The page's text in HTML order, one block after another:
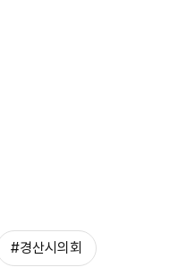
#경산시의회